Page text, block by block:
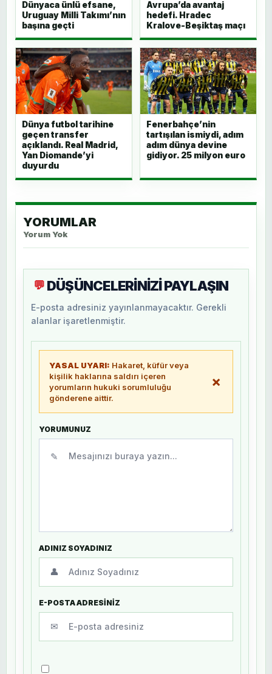
Dünyaca ünlü efsane,
Uruguay Milli Takımı’nın
başına geçti
Avrupa’da avantaj
hedefi. Hradec
Kralove-Beşiktaş maçı
Dünya futbol tarihine
geçen transfer
açıklandı. Real Madrid,
Yan Diomande’yi
duyurdu
Fenerbahçe’nin
tartışılan ismiydi, adım
adım dünya devine
gidiyor. 25 milyon euro
YORUMLAR
Yorum Yok
💬 DÜŞÜNCELERİNİZİ PAYLAŞIN
E-posta adresiniz yayınlanmayacaktır. Gerekli
alanlar işaretlenmiştir.
YASAL UYARI: Hakaret, küfür veya
kişilik haklarına saldırı içeren
yorumların hukuki sorumluluğu
gönderene aittir.
×
YORUMUNUZ
✎
ADINIZ SOYADINIZ
👤
E-POSTA ADRESİNİZ
✉